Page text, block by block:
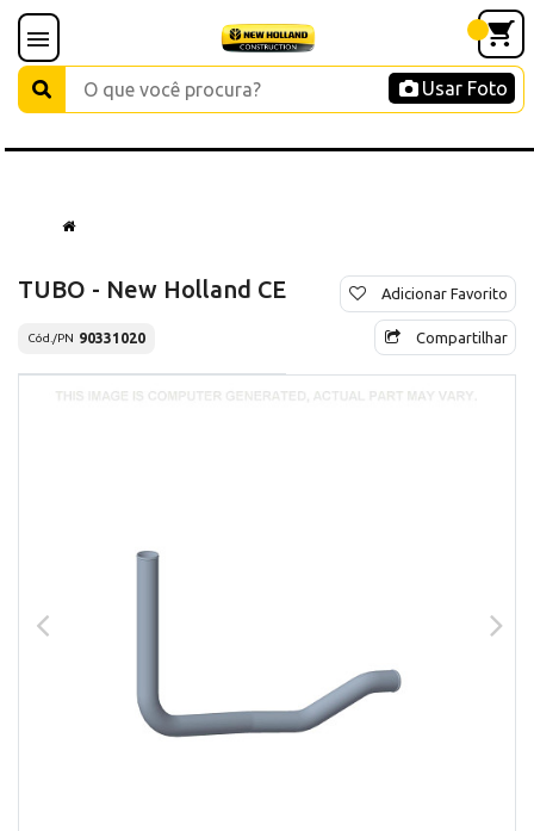
Usar Foto
TUBO - New Holland CE
Cód./PN 90331020
Adicionar Favorito
Compartilhar